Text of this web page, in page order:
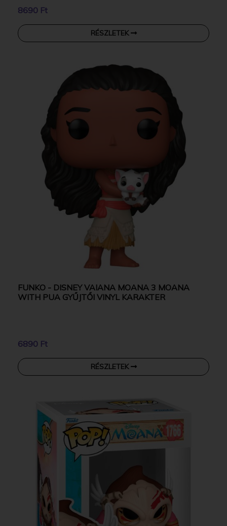
8690 Ft
RÉSZLETEK
FUNKO - DISNEY VAIANA MOANA 3 MOANA
WITH PUA GYŰJTŐI VINYL KARAKTER
6890 Ft
RÉSZLETEK